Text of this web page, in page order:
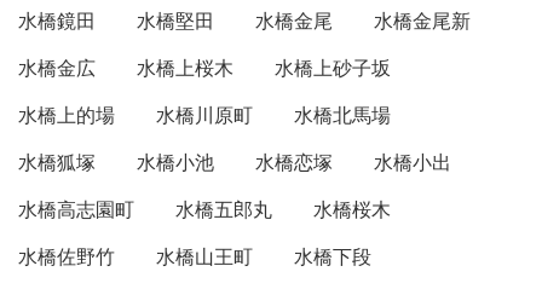
水橋鏡田
水橋堅田 水橋金尾
水橋金尾新
水橋金広
水橋上桜木
水橋上砂子坂
水橋上的場
水橋川原町
水橋北馬場
水橋狐塚
水橋小池 水橋恋塚
水橋小出
水橋高志園町
水橋五郎丸
水橋桜木
水橋佐野竹
水橋山王町
水橋下段